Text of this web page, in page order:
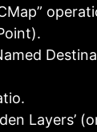
Layers’